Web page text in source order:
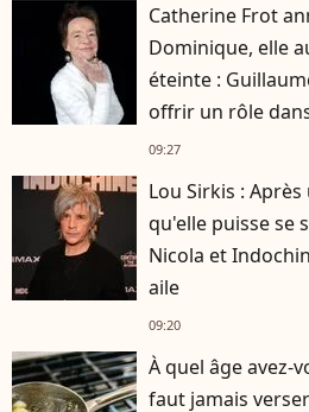
Catherine Frot
Dominique, elle
éteinte :
offrir un rôle
Cotillard
09:27
Lou Sirkis :
qu'elle puisse se
Nicola et
aile
09:20
À quel âge avez-
faut jamais